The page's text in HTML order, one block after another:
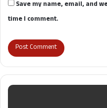
Save my name, email, and
time I comment.